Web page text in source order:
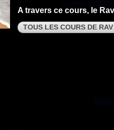
A travers ce cours, le
TOUS LES COURS DE